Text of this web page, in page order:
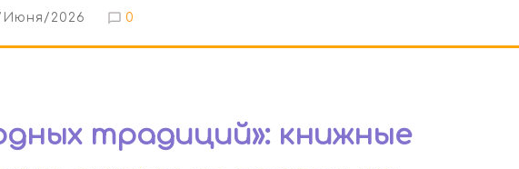
Июня/2026 0
традиций»: книжные